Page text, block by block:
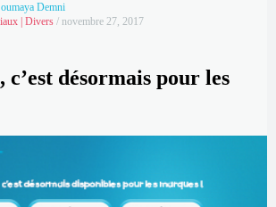
Demni
Divers / novembre 27, 2017
c’est désormais pour les